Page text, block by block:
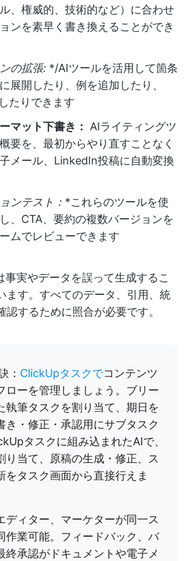
ル、権威的、技術的など）に合わせ
ンを素早く書き換えることができ
の拡張: */AIツールを活用して箇条
展開したり、例を追加したり、
たりできます
マット下書き： AIライティングツ
要を、最初からやり直すことなく
メール、LinkedIn投稿に自動変換
ンテスト： *これらのツールを使
、CTA、要約の複数バージョンを
ムでレビューできます
事実やデータを誤って生成するこ
ます。すべてのデータ、引用、統
認するために照合が必要です。
： ClickUpタスクでコンテンツ
ローを管理しましょう。ブリー
執筆タスクを割り当て、期日を
き・修正・承認用にサブタスク
タスクに組み込まれたAIで、
り当て、原稿の生成・修正、ス
をタスク画面から直接行えま
ディター、マーケターが同一ス
作業可能。フィードバック、バ
終承認がドキュメントや電子メ